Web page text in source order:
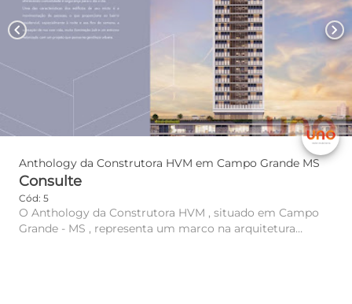
chevron_left chevron_right
Anthology da Construtora HVM em Campo Grande MS
Consulte
Cód: 5
O Anthology da Construtora HVM , situado em Campo
Grande - MS , representa um marco na arquitetura